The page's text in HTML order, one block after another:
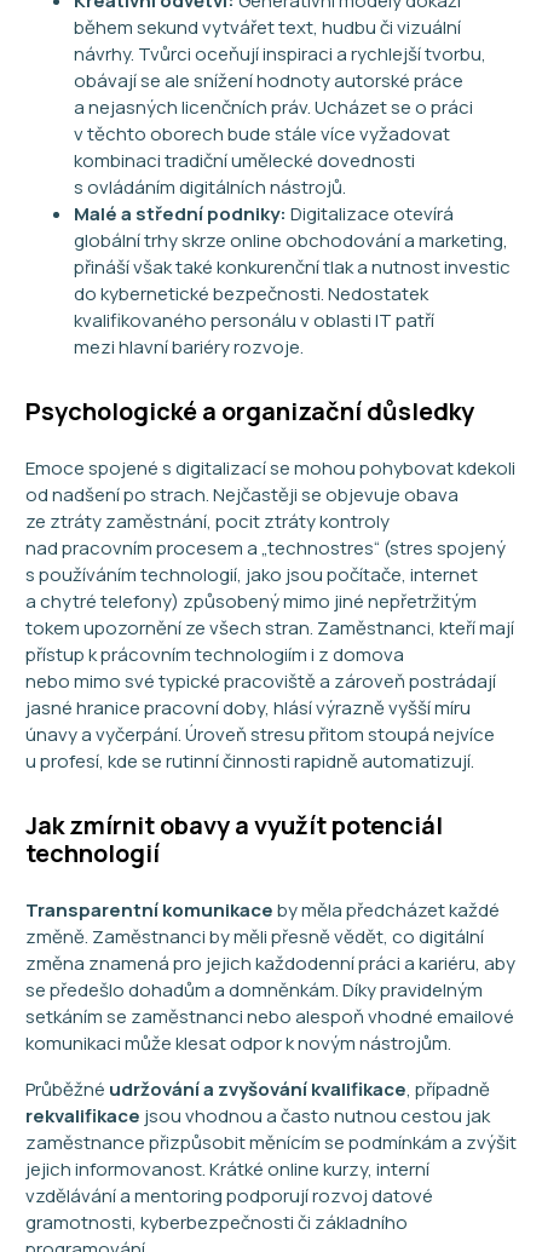
během sekund vytvářet text, hudbu či vizuální
návrhy. Tvůrci oceňují inspiraci a rychlejší tvorbu,
obávají se ale snížení hodnoty autorské práce
a nejasných licenčních práv. Ucházet se o práci
v těchto oborech bude stále více vyžadovat
kombinaci tradiční umělecké dovednosti
s ovládáním digitálních nástrojů.
Malé a střední podniky: Digitalizace otevírá
globální trhy skrze online obchodování a marketing,
přináší však také konkurenční tlak a nutnost investic
do kybernetické bezpečnosti. Nedostatek
kvalifikovaného personálu v oblasti IT patří
mezi hlavní bariéry rozvoje.
Psychologické a organizační důsledky
Emoce spojené s digitalizací se mohou pohybovat kdekoli
od nadšení po strach. Nejčastěji se objevuje obava
ze ztráty zaměstnání, pocit ztráty kontroly
nad pracovním procesem a „technostres“ (stres spojený
s používáním technologií, jako jsou počítače, internet
a chytré telefony) způsobený mimo jiné nepřetržitým
tokem upozornění ze všech stran. Zaměstnanci, kteří mají
přístup k prácovním technologiím i z domova
nebo mimo své typické pracoviště a zároveň postrádají
jasné hranice pracovní doby, hlásí výrazně vyšší míru
únavy a vyčerpání. Úroveň stresu přitom stoupá nejvíce
u profesí, kde se rutinní činnosti rapidně automatizují.
Jak zmírnit obavy a využít potenciál
technologií
Transparentní komunikaceby měla předcházet každé
změně. Zaměstnanci by měli přesně vědět, co digitální
změna znamená pro jejich každodenní práci a kariéru, aby
se předešlo dohadům a domněnkám. Díky pravidelným
setkáním se zaměstnanci nebo alespoň vhodné emailové
komunikaci může klesat odpor k novým nástrojům.
Průběžné udržování a zvyšování kvalifikace, případně
rekvalifikace jsou vhodnou a často nutnou cestou jak
zaměstnance přizpůsobit měnícím se podmínkám a zvýšit
jejich informovanost. Krátké online kurzy, interní
vzdělávání a mentoring podporují rozvoj datové
gramotnosti, kyberbezpečnosti či základního